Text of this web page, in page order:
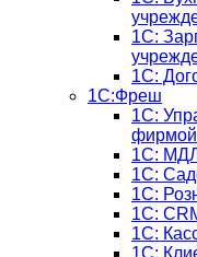
1C:
1С:
1С:Фреш
1С:
фирмой
1С:
1С:
1С:
1C:
1C:
1С: